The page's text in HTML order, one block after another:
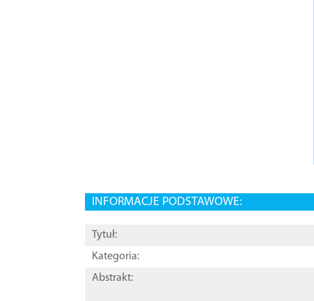
INFORMACJE PODSTAWOWE:
Tytuł:
Kategoria:
Abstrakt: